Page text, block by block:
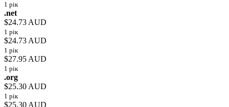
1 рік
.net
$24.73 AUD
1 рік
$24.73 AUD
1 рік
$27.95 AUD
1 рік
.org
$25.30 AUD
1 рік
$25.30 AUD